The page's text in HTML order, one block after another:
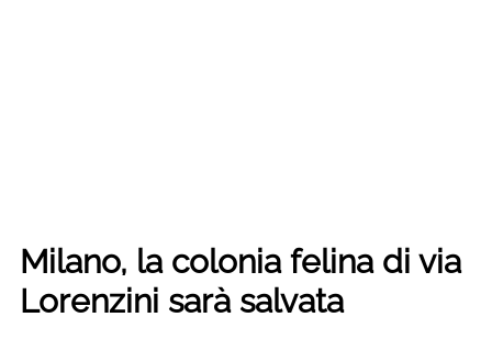
Milano, la colonia felina di via
Lorenzini sarà salvata